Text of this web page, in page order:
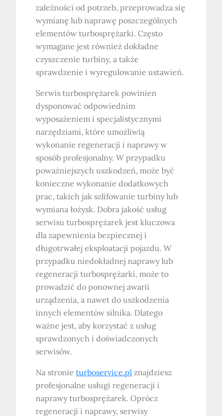
zależności od potrzeb, przeprowadza się
wymianę lub naprawę poszczególnych
elementów turbosprężarki. Często
wymagane jest również dokładne
czyszczenie turbiny, a także
sprawdzenie i wyregulowanie ustawień.
Serwis turbosprężarek powinien
dysponować odpowiednim
wyposażeniem i specjalistycznymi
narzędziami, które umożliwią
wykonanie regeneracji i naprawy w
sposób profesjonalny. W przypadku
poważniejszych uszkodzeń, może być
konieczne wykonanie dodatkowych
prac, takich jak szlifowanie turbiny lub
wymiana łożysk. Dobra jakość usług
serwisu turbosprężarek jest kluczowa
dla zapewnienia bezpiecznej i
długotrwałej eksploatacji pojazdu. W
przypadku niedokładnej naprawy lub
regeneracji turbosprężarki, może to
prowadzić do ponownej awarii
urządzenia, a nawet do uszkodzenia
innych elementów silnika. Dlatego
ważne jest, aby korzystać z usług
sprawdzonych i doświadczonych
serwisów.
Na stronieturboservice.pl znajdziesz
profesjonalne usługi regeneracji i
naprawy turbosprężarek. Oprócz
regeneracji i naprawy, serwisy